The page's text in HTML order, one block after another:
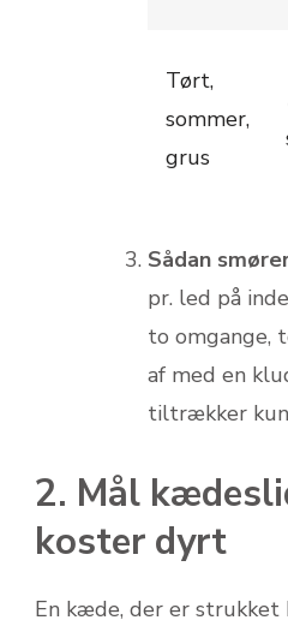
Tørt,
sommer,
grus
Sådan
pr. led på
to omgange,
af med en
tiltrækker
2. Mål
koster dyrt
En kæde, der er strukket